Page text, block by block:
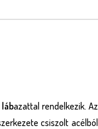
lábazattal rendelkezik. Az
csiszolt acélból